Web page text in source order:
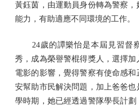
黃鈺茵，由運動員身份轉為警察，
能力，有助適應不同環境的工作。
24歲的譚樂怡是本屆見習督
秀，成為榮譽警棍得獎人，選擇加
電影的影響，覺得警察有使命感
安幫助市民解決問題，加上爸爸也
學時期，她已經透過警隊學長計劃